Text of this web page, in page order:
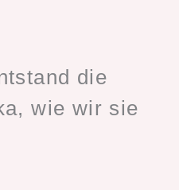
die
wie wir sie